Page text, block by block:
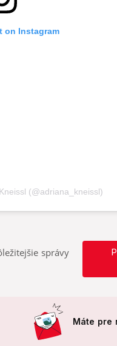
správy
Máte pre